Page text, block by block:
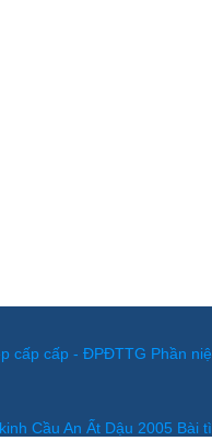
cấp cấp - ĐPĐTTG Phần
Cầu An Ất Dậu 2005 Bài